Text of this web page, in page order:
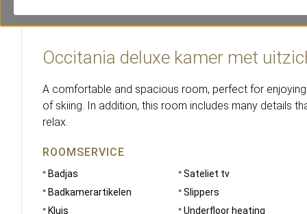
Occitania deluxe kamer met
A comfortable and spacious room, perfect for
of skiing. In addition, this room includes many details
relax.
ROOMSERVICE
Badjas
Badkamerartikelen
Kluis
Sateliet tv
Slippers
Underfloor heating